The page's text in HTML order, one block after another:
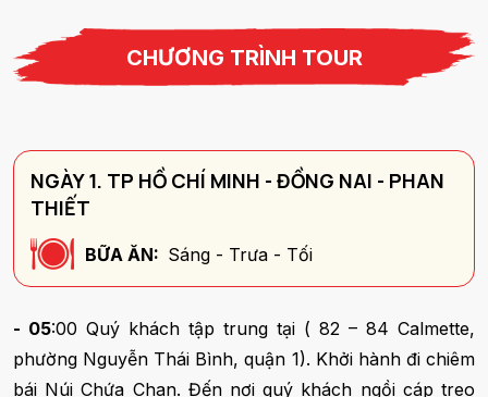
CHƯƠNG TRÌNH TOUR
NGÀY 1. TP HỒ CHÍ MINH - ĐỒNG NAI - PHAN
THIẾT
BỮA ĂN: Sáng - Trưa - Tối
- 05:00 Quý khách tập trung tại ( 82 – 84 Calmette,
phường Nguyễn Thái Bình, quận 1). Khởi hành đi chiêm
bái Núi Chứa Chan. Đến nơi quý khách ngồi cáp treo